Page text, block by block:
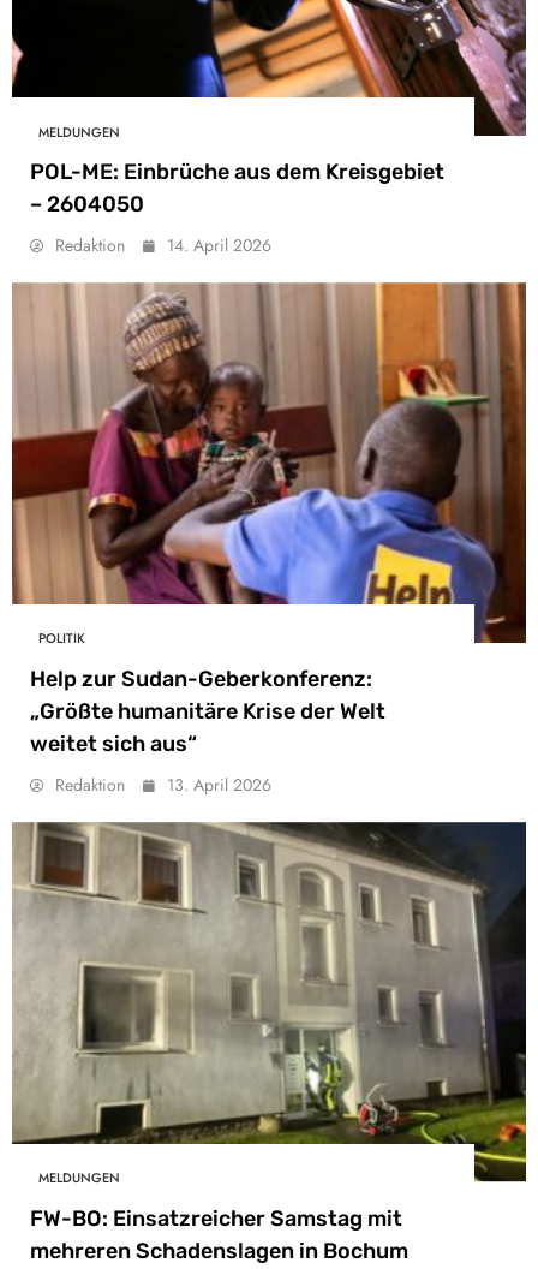
MELDUNGEN
POL-ME: Einbrüche aus dem Kreisgebiet
– 2604050
Redaktion 14. April 2026
POLITIK
Help zur Sudan-Geberkonferenz:
„Größte humanitäre Krise der Welt
weitet sich aus“
Redaktion 13. April 2026
MELDUNGEN
FW-BO: Einsatzreicher Samstag mit
mehreren Schadenslagen in Bochum